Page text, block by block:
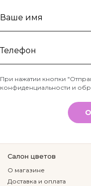
Ваше
Телефон
*
При нажатии кнопки
конфиденциальности и
Салон цветов
О магазине
Доставка и оплата